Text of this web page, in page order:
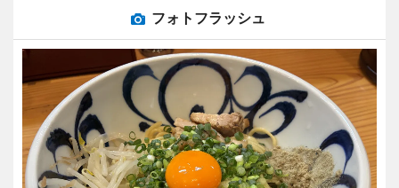
フォトフラッシュ